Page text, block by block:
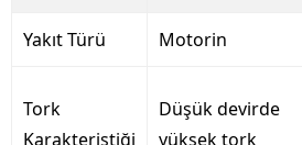
Yakıt Türü Motorin
Tork
Karakteristiği
Düşük devirde
yüksek tork